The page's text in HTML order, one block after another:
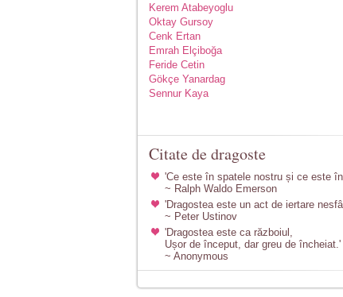
Kerem Atabeyoglu
Oktay Gursoy
Cenk Ertan
Emrah Elçiboğa
Feride Cetin
Gökçe Yanardag
Sennur Kaya
Citate de dragoste
'Ce este în spatele nostru și ce este
~ Ralph Waldo Emerson
'Dragostea este un act de iertare
~ Peter Ustinov
'Dragostea este ca războiul,
Ușor de început, dar greu de încheiat.'
~ Anonymous